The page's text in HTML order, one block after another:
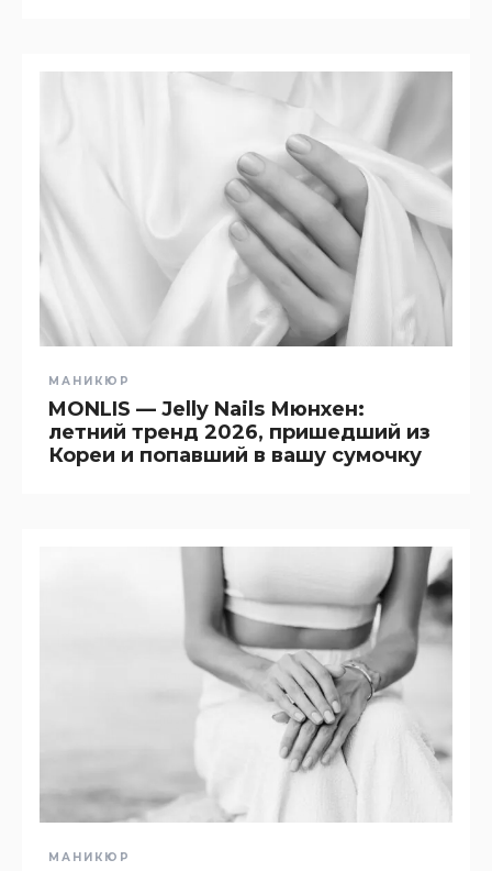
МАНИКЮР
MONLIS — Jelly Nails Мюнхен:
летний тренд 2026, пришедший из
Кореи и попавший в вашу сумочку
МАНИКЮР